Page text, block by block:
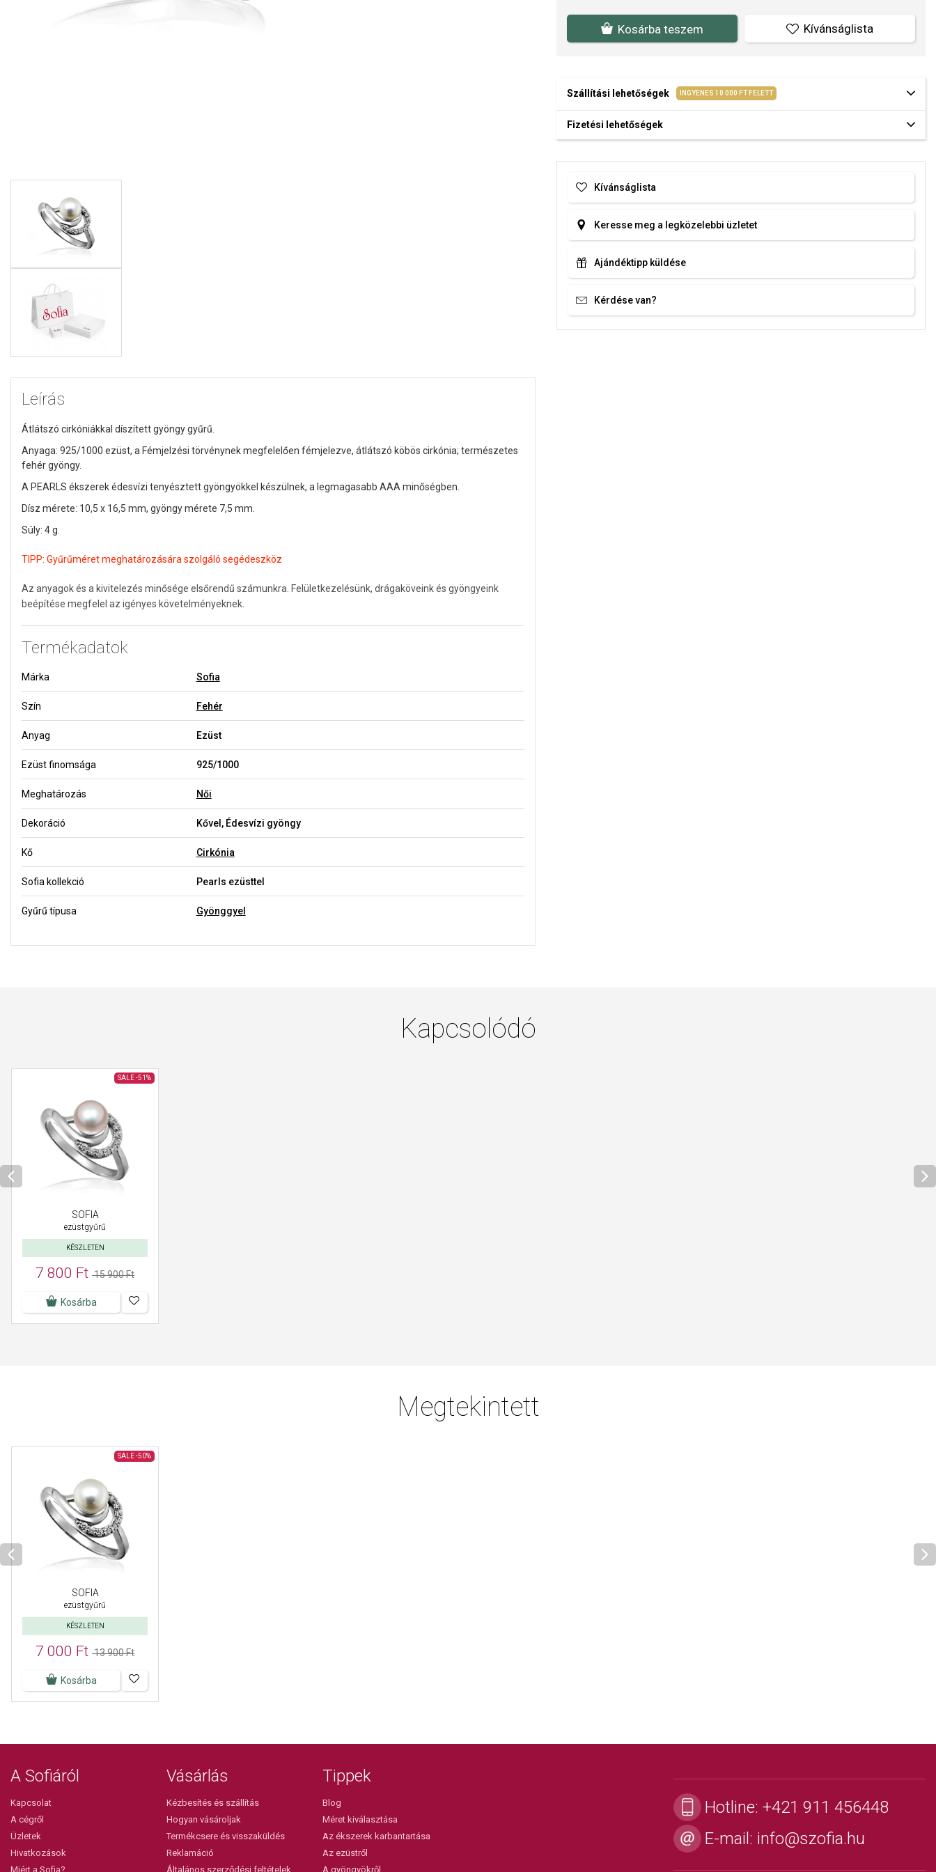
Leírás
Átlátszó cirkóniákkal díszített gyöngy gyűrű.
Anyaga: 925/1000 ezüst, a Fémjelzési törvénynek megfelelően fémjelezve, átlátszó köbös cirkónia; természetes
fehér gyöngy.
A PEARLS ékszerek édesvízi tenyésztett gyöngyökkel készülnek, a legmagasabb AAA minőségben.
Dísz mérete: 10,5 x 16,5 mm, gyöngy mérete 7,5 mm.
Súly: 4 g.
TIPP: Gyűrűméret meghatározására szolgáló segédeszköz
Az anyagok és a kivitelezés minősége elsőrendű számunkra. Felületkezelésünk, drágaköveink és gyöngyeink
beépítése megfelel az igényes követelményeknek.
Termékadatok
Márka Sofia
Szín Fehér
Anyag Ezüst
Ezüst finomsága 925/1000
Meghatározás Női
Dekoráció Kővel, Édesvízi gyöngy
Kő Cirkónia
Sofia kollekció Pearls ezüsttel
Gyűrű típusa Gyönggyel
Kosárba teszem Kívánságlista
Szállítási lehetőségek INGYENES 10 000 FT FELETT
Fizetési lehetőségek
Kívánságlista
Keresse meg a legközelebbi üzletet
Ajándéktipp küldése
Kérdése van?
Kapcsolódó
SALE -51%
SOFIA
ezüstgyűrű
KÉSZLETEN
7 800 Ft 15 900 Ft
Kosárba
Megtekintett
SALE -50%
SOFIA
ezüstgyűrű
KÉSZLETEN
7 000 Ft 13 900 Ft
Kosárba
A Sofiáról
Kapcsolat
A cégről
Üzletek
Hivatkozások
Miért a Sofia?
Vásárlás
Kézbesítés és szállítás
Hogyan vásároljak
Termékcsere és visszaküldés
Reklamáció
Általános szerződési feltételek
Tippek
Blog
Méret kiválasztása
Az ékszerek karbantartása
Az ezüstről
A gyöngyökről
Hotline: +421 911 456448
E-mail: info@szofia.hu